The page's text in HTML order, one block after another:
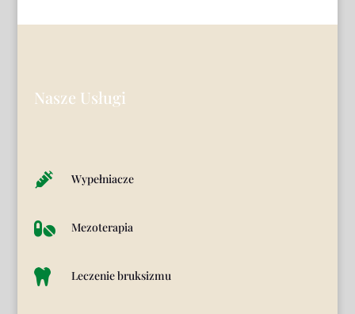
Nasze Usługi
 Wypełniacze
 Mezoterapia
 Leczenie bruksizmu